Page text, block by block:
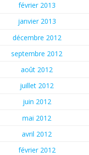
février 2013
janvier 2013
décembre 2012
septembre 2012
août 2012
juillet 2012
juin 2012
mai 2012
avril 2012
février 2012